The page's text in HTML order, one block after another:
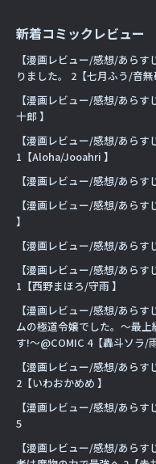
新着コミックレビュー
【漫画レビュー/感想/あら
りました。 2【七月ふう/音無
【漫画レビュー/感想/あら
十郎 】
【漫画レビュー/感想/あら
1【Aloha/Jooahri 】
【漫画レビュー/感想/あらす
【漫画レビュー/感想/あら
】
【漫画レビュー/感想/あらす
【漫画レビュー/感想/あら
1【西野まほろ/守雨 】
【漫画レビュー/感想/あら
ムの極道令嬢でした。〜最
す!〜@COMIC 4【轟斗ソラ/
【漫画レビュー/感想/あら
2【いわおかめめ 】
【漫画レビュー/感想/あら
5
【漫画レビュー/感想/あら